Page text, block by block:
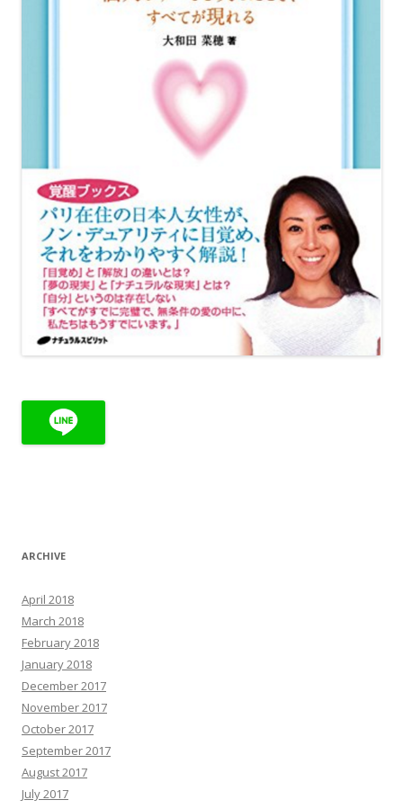
ARCHIVE
April 2018
March 2018
February 2018
January 2018
December 2017
November 2017
October 2017
September 2017
August 2017
July 2017